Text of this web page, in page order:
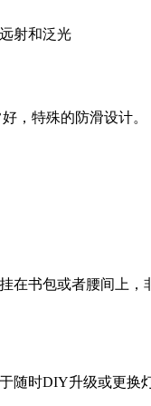
射和泛光
，特殊的防滑设计。
在书包或者腰间上，
随时DIY升级或更换